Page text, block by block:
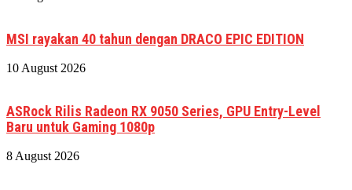
MSI rayakan 40 tahun dengan DRACO EPIC EDITION
10 August 2026
ASRock Rilis Radeon RX 9050 Series, GPU Entry-Level
Baru untuk Gaming 1080p
8 August 2026